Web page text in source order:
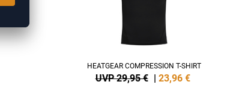
HEATGEAR COMPRESSION T-SHIRT
UVP 29,95 € 23,96 €